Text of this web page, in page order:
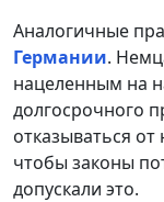
Аналогичные
Германии.
нацеленным на
долгосрочного
отказываться
чтобы законы
допускали это.